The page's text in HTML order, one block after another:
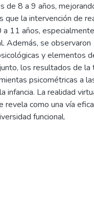
de 8 a 9 años,
que la intervención de
11 años,
Además, se observaron
y elementos
los resultados de la
psicométricas a
infancia. La realidad
como una vía
funcional.